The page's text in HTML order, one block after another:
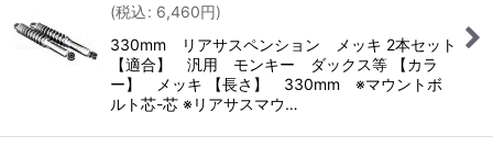
(税込: 6,460円)
330mm リアサスペンション メッキ 2本セット
【適合】 汎用 モンキー ダックス等 【カラ
ー】 メッキ 【長さ】 330mm ※マウントボ
ルト芯-芯 ※リアサスマウ…